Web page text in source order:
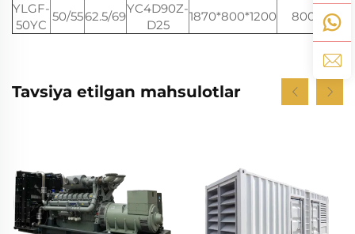
YLGF-
50YC
50/5562.5/69
YC4D90Z-
D25
1870*800*1200 800
Tavsiya etilgan mahsulotlar